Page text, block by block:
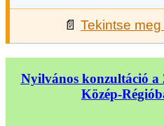
📄 Tekintse
Nyilvános konzultáció a
Közép-